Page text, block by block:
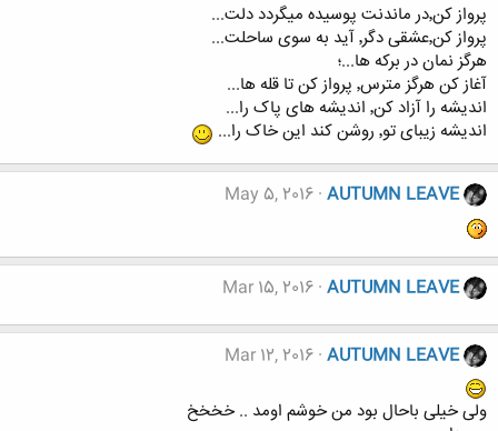
پرواز کن٬در ماندنت پوسیده میگردد دلت...
پرواز کن٬عشقی دگر٬ آید به سوی ساحلت...
هرگز نمان در برکه ها...؛
آغاز کن هرگز مترس٬ پرواز کن تا قله ها...
اندیشه را آزاد کن٬ اندیشه های پاک را...
اندیشه زیبای تو٬ روشن کند این خاک را...
AUTUMN LEAVE
May 5, 2016
AUTUMN LEAVE
Mar 15, 2016
AUTUMN LEAVE
Mar 12, 2016
ولی خیلی باحال بود من خوشم اومد .. خخخخ